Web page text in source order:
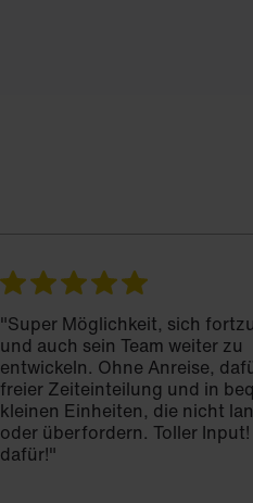
"Super Möglichkeit, sich
und auch sein Team weiter zu
entwickeln. Ohne Anreise,
freier Zeiteinteilung und in
kleinen Einheiten, die nicht
oder überfordern. Toller Input!
dafür!"